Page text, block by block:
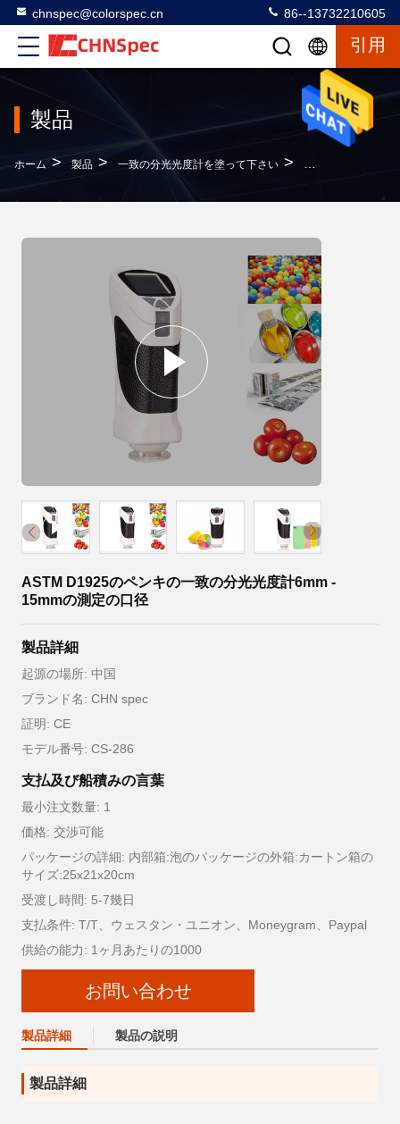
chnspec@colorspec.cn 86--13732210605
引用
製品
ホーム > 製品 > 一致の分光光度計を塗って下さい > ASTM D1925のペ
ASTM D1925のペンキの一致の分光光度計6mm -
15mmの測定の口径
製品詳細
起源の場所: 中国
ブランド名: CHN spec
証明: CE
モデル番号: CS-286
支払及び船積みの言葉
最小注文数量: 1
価格: 交渉可能
パッケージの詳細: 内部箱:泡のパッケージの外箱:カートン箱の
サイズ:25x21x20cm
受渡し時間: 5-7幾日
支払条件: T/T、ウェスタン・ユニオン、Moneygram、Paypal
供給の能力: 1ヶ月あたりの1000
お問い合わせ
製品詳細 製品の説明
製品詳細